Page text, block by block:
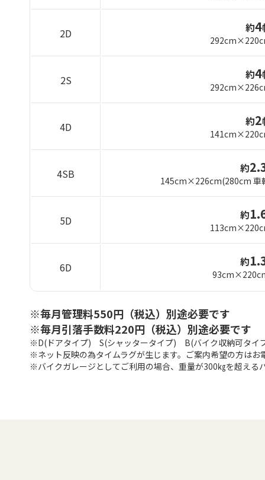
2D 約4
2S 約4
4D 約2
4SB 約
145cm×226cm(280cm 車
5D 約
6D 約
※毎月管理料550円（税込）別途必要です
※毎月引落手数料220円（税込）別途必要です
※D(ドアタイプ) S(シャッタータイプ) B(バイク収納可タイ
※ネット反映の為タイムラグが生じます。ご案内希望の方はお
※バイクガレージとしてご利用の場合、重量が300㎏を超える